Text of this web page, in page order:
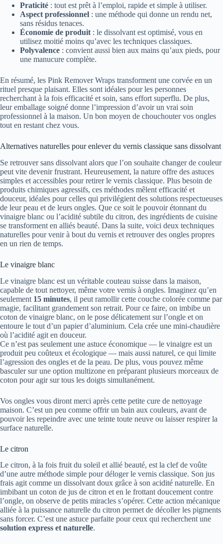
Praticité : tout est prêt à l’emploi, rapide et simple à utiliser.
Aspect professionnel : une méthode qui donne un rendu net,
sans résidus tenaces.
Économie de produit : le dissolvant est optimisé, vous en
utilisez moitié moins qu’avec les techniques classiques.
Polyvalence : convient aussi bien aux mains qu’aux pieds, pour
une manucure complète.
En résumé, les Pink Remover Wraps transforment une corvée en un
rituel presque plaisant. Elles sont idéales pour les personnes
recherchant à la fois efficacité et soin, sans effort superflu. De plus,
leur emballage soigné donne l’impression d’avoir un vrai soin
professionnel à la maison. Un bon moyen de chouchouter vos ongles
tout en restant chez vous.
Alternatives naturelles pour enlever du vernis classique sans dissolvant
Se retrouver sans dissolvant alors que l’on souhaite changer de couleur
peut vite devenir frustrant. Heureusement, la nature offre des astuces
simples et accessibles pour retirer le vernis classique. Plus besoin de
produits chimiques agressifs, ces méthodes mêlent efficacité et
douceur, idéales pour celles qui privilégient des solutions respectueuses
de leur peau et de leurs ongles. Que ce soit le pouvoir étonnant du
vinaigre blanc ou l’acidité subtile du citron, des ingrédients de cuisine
se transforment en alliés beauté. Dans la suite, voici deux techniques
naturelles pour venir à bout du vernis et retrouver des ongles propres
en un rien de temps.
Le vinaigre blanc
Le vinaigre blanc est un véritable couteau suisse dans la maison,
capable de tout nettoyer, même votre vernis à ongles. Imaginez qu’en
seulement 15 minutes, il peut ramollir cette couche colorée comme par
magie, facilitant grandement son retrait. Pour ce faire, on imbibe un
coton de vinaigre blanc, on le pose délicatement sur l’ongle et on
entoure le tout d’un papier d’aluminium. Cela crée une mini-chaudière
où l’acidité agit en douceur.
Ce n’est pas seulement une astuce économique — le vinaigre est un
produit peu coûteux et écologique — mais aussi naturel, ce qui limite
l’agression des ongles et de la peau. De plus, vous pouvez même
basculer sur une option multizone en préparant plusieurs morceaux de
coton pour agir sur tous les doigts simultanément.
Vos ongles vous diront merci après cette petite cure de nettoyage
maison. C’est un peu comme offrir un bain aux couleurs, avant de
pouvoir les repeindre avec une teinte toute neuve ou laisser respirer la
surface naturelle.
Le citron
Le citron, à la fois fruit du soleil et allié beauté, est la clef de voûte
d’une autre méthode simple pour déloger le vernis classique. Son jus
frais agit comme un dissolvant doux grâce à son acidité naturelle. En
imbibant un coton de jus de citron et en le frottant doucement contre
l’ongle, on observe de petits miracles s’opérer. Cette action mécanique
alliée à la puissance naturelle du citron permet de décoller les pigments
sans forcer. C’est une astuce parfaite pour ceux qui recherchent une
solution express et naturelle.